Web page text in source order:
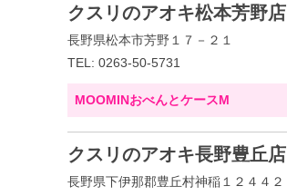
クスリのアオキ松本芳野店
長野県松本市芳野１７－２１
TEL: 0263-50-5731
MOOMINおべんとケースM
クスリのアオキ長野豊丘店
長野県下伊那郡豊丘村神稲１２４４２